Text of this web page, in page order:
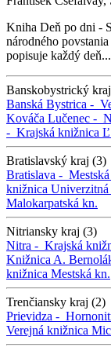
Kniha Deň po dni -
národného
popisuje každý deň...
Banskobystrický
Banská Bystrica -
Kováča Lučenec -
- Krajská knižnica
Bratislavský kraj (3)
Bratislava -
knižnica Univerzitná
Malokarpatská kn.
Nitriansky kraj (3)
Nitra - Krajská
Knižnica A.
knižnica Mestská kn.
Trenčiansky kraj (2)
Prievidza -
Verejná knižnica